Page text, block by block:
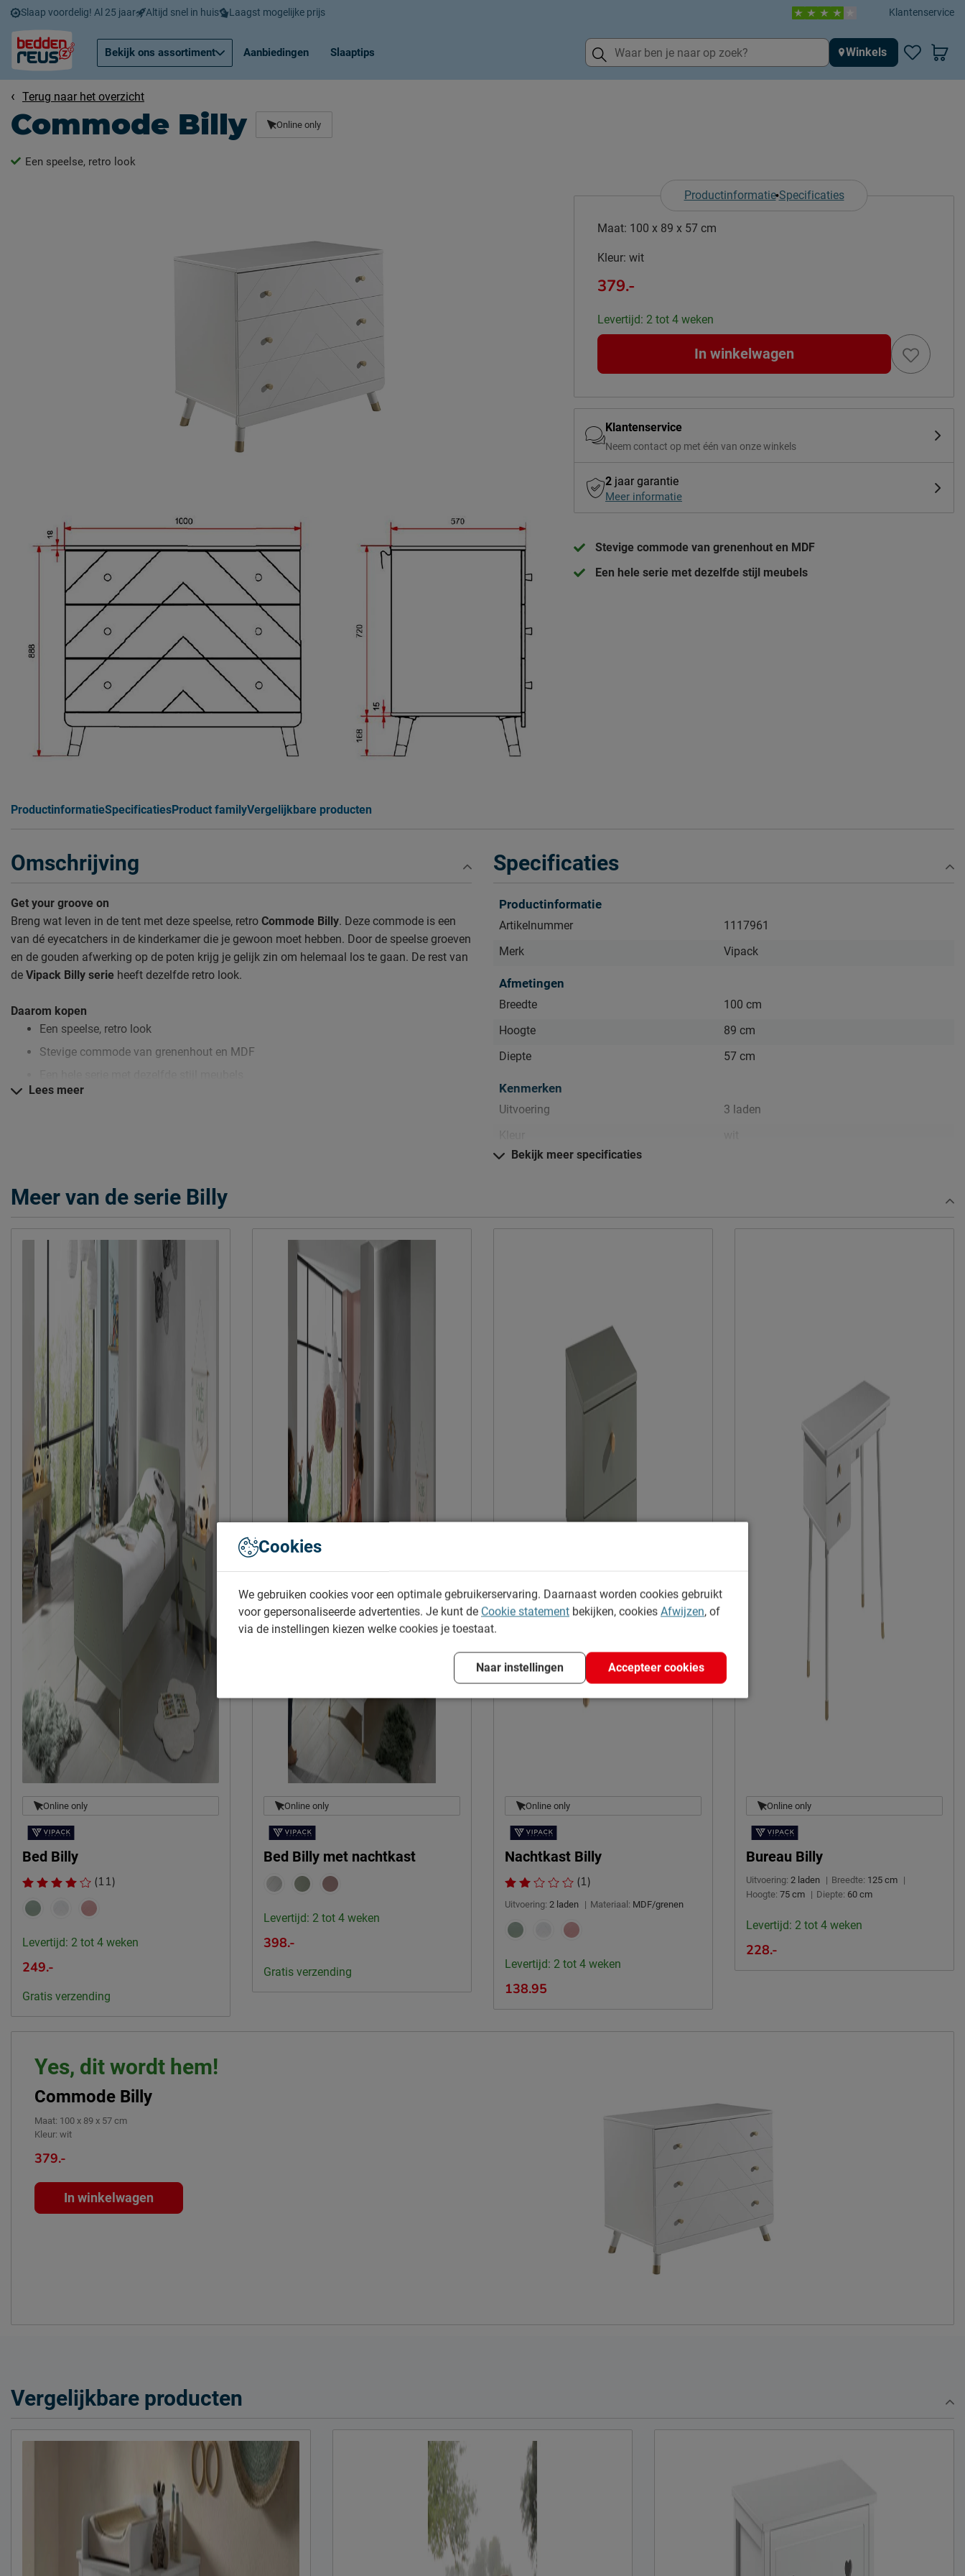
Slaap voordelig! Al 25 jaar Altijd snel in huis Laagst mogelijke prijs Klantenservice
Bekijk ons assortiment Aanbiedingen Slaaptips Winkels
Terug naar het overzicht
Commode Billy Online only
Een speelse, retro look
Productinformatie Specificaties
Maat: 100 x 89 x 57 cm
Kleur: wit
379.-
Levertijd: 2 tot 4 weken
In winkelwagen
Klantenservice
Neem contact op met één van onze winkels
2 jaar garantie
Meer informatie
Stevige commode van grenenhout en MDF
Een hele serie met dezelfde stijl meubels
ProductinformatieSpecificatiesProduct familyVergelijkbare producten
Omschrijving
Get your groove on
Breng wat leven in de tent met deze speelse, retro Commode Billy. Deze commode is een
van dé eyecatchers in de kinderkamer die je gewoon moet hebben. Door de speelse groeven
en de gouden afwerking op de poten krijg je gelijk zin om helemaal los te gaan. De rest van
de Vipack Billy serie heeft dezelfde retro look.
Daarom kopen
Een speelse, retro look
Stevige commode van grenenhout en MDF
Lees meer
Specificaties
Productinformatie
Artikelnummer
1117961
Merk
Vipack
Afmetingen
Breedte
100 cm
Hoogte
89 cm
Diepte
57 cm
Kenmerken
Uitvoering
3 laden
Kleur
Goed om te weten
Meulebeeksestraat 51, 8710, Wielsbeke,
Bekijk meer specificaties
Meer van de serie Billy
Online only
Bed Billy
(11)
Levertijd: 2 tot 4 weken
249.-
Gratis verzending
Online only
Bed Billy met nachtkast
Levertijd: 2 tot 4 weken
398.-
Gratis verzending
Online only
Nachtkast Billy
(1)
Uitvoering: 2 laden | Materiaal: MDF/grenen
Levertijd: 2 tot 4 weken
138.95
Online only
Bureau Billy
Uitvoering: 2 laden | Breedte: 125 cm |
Hoogte: 75 cm | Diepte: 60 cm
Levertijd: 2 tot 4 weken
228.-
Yes, dit wordt hem!
Commode Billy
Maat: 100 x 89 x 57 cm
Kleur: wit
379.-
In winkelwagen
Vergelijkbare producten
Cookies
We gebruiken cookies voor een optimale gebruikerservaring. Daarnaast worden cookies gebruikt
voor gepersonaliseerde advertenties. Je kunt de Cookie statement bekijken, cookies Afwijzen, of
via de instellingen kiezen welke cookies je toestaat.
Naar instellingen Accepteer cookies